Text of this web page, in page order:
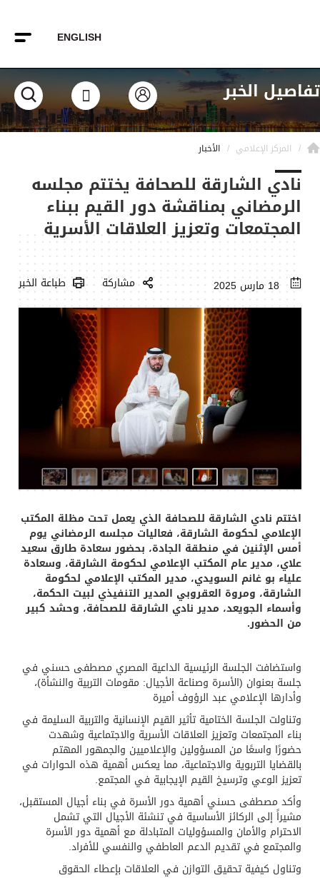
ENGLISH
تفاصيل الخبر
المركز الإعلامي الأخبار
نادي الشارقة للصحافة يختتم مجلسه
الرمضاني بمناقشة دور القيم ببناء
المجتمعات وتعزيز العلاقات الأسرية
18 مارس 2025 مشاركة طباعة الخبر
اختتم نادي الشارقة للصحافة الذي يعمل تحت مظلة المكتب
الإعلامي لحكومة الشارقة، فعاليات مجلسه الرمضاني يوم
أمس الإثنين في منطقة الجادة، بحضور سعادة طارق سعيد
علاي، مدير عام المكتب الإعلامي لحكومة الشارقة، وسعادة
علياء بو غانم السويدي، مدير المكتب الإعلامي لحكومة
الشارقة، ومروة العقروبي المدير التنفيذي لبيت الحكمة،
وأسماء الجويعد، مدير نادي الشارقة للصحافة، وحشد كبير
من الحضور.
واستضافت الجلسة الرئيسية الداعية المصري مصطفى حسني في
جلسة بعنوان (الأسرة وصناعة الأجيال: مقومات التربية والنشأة)،
وأدارها الإعلامي عبد الرؤوف أميرة
وتناولت الجلسة الختامية تأثير القيم الإنسانية والتربية السليمة في
بناء المجتمعات وتعزيز العلاقات الأسرية والاجتماعية وشهدت
حضورًا واسعًا من المسؤولين والإعلاميين والجمهور المهتم
بالقضايا التربوية والاجتماعية، مما يعكس أهمية هذه الحوارات في
تعزيز الوعي وترسيخ القيم الإيجابية في المجتمع.
وأكد مصطفى حسني أهمية دور الأسرة في بناء أجيال المستقبل،
مشيراً إلى الركائز الأساسية في تنشئة الأجيال التي تشمل
الاحترام والأمان والمسؤوليات المتبادلة مع أهمية دور الأسرة
والمجتمع في تقديم الدعم العاطفي والنفسي للأفراد.
وتناول كيفية تحقيق التوازن في العلاقات بإعطاء الحقوق